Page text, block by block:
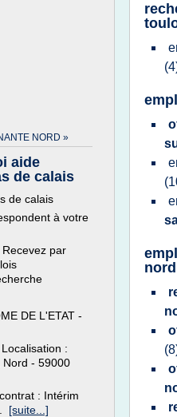
NORD »
aide
de calais
de calais
à votre
par
DE L'ETAT -
:
Nord - 59000
: Intérim
[suite...]
nord